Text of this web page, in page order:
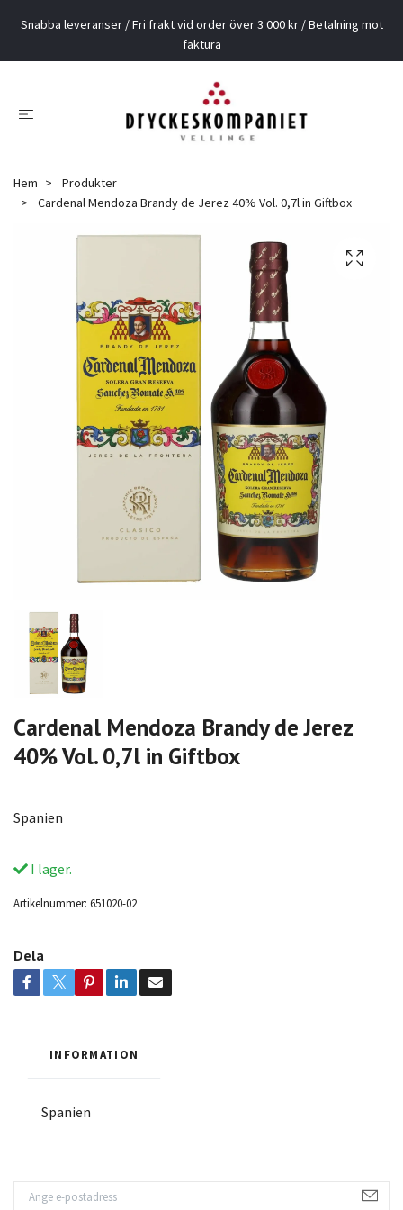
Snabba leveranser / Fri frakt vid order över 3 000 kr / Betalning mot
faktura
Hem
Produkter
Cardenal Mendoza Brandy de Jerez 40% Vol. 0,7l in Giftbox
Cardenal Mendoza Brandy de Jerez
40% Vol. 0,7l in Giftbox
Spanien
I lager.
Artikelnummer: 651020-02
Dela
INFORMATION
Spanien